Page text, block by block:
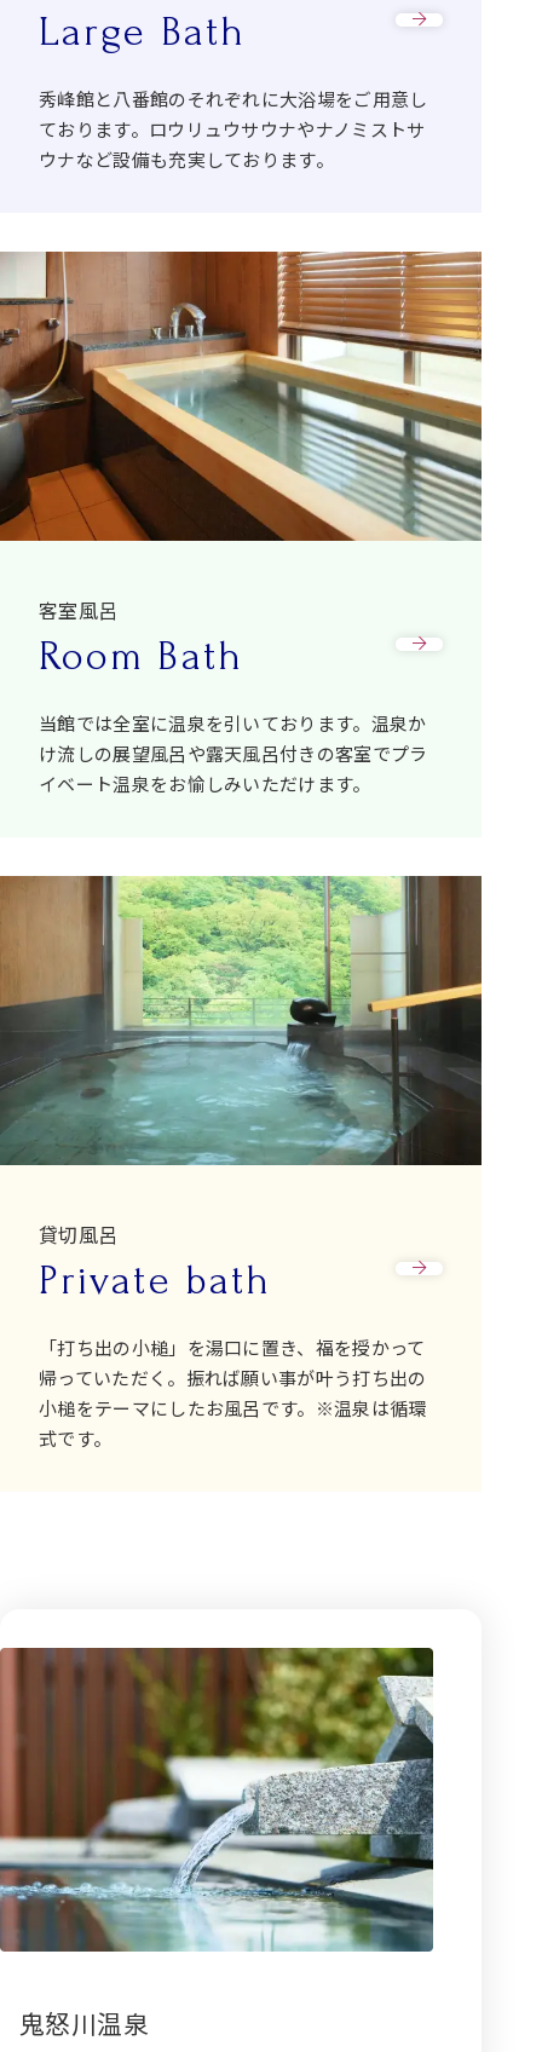
Large Bath
秀峰館と八番館のそれぞれに大浴場をご用意し
ております。ロウリュウサウナやナノミストサ
ウナなど設備も充実しております。
客室風呂
Room Bath
当館では全室に温泉を引いております。温泉か
け流しの展望風呂や露天風呂付きの客室でプラ
イベート温泉をお愉しみいただけます。
貸切風呂
Private bath
「打ち出の小槌」を湯口に置き、福を授かって
帰っていただく。振れば願い事が叶う打ち出の
小槌をテーマにしたお風呂です。※温泉は循環
式です。
鬼怒川温泉